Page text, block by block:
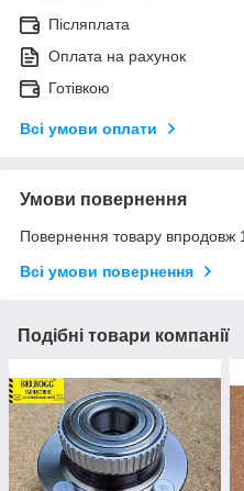
Післяплата
Оплата на рахунок
Готівкою
Всі умови оплати
Умови повернення
Повернення товару впродовж
Всі умови повернення
Подібні товари компанії